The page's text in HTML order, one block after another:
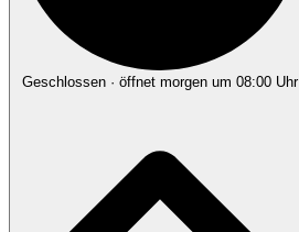
Geschlossen · öffnet morgen um 08:00 Uhr